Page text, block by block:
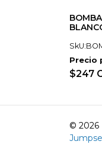
Precio
$247
© 2026